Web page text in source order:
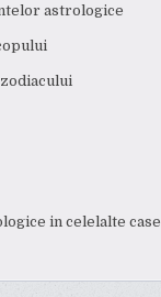
astrologice
in celelalte case